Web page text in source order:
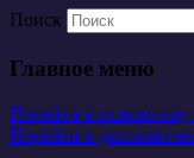
Поиск
Главное меню
Перейти к
Перейти к